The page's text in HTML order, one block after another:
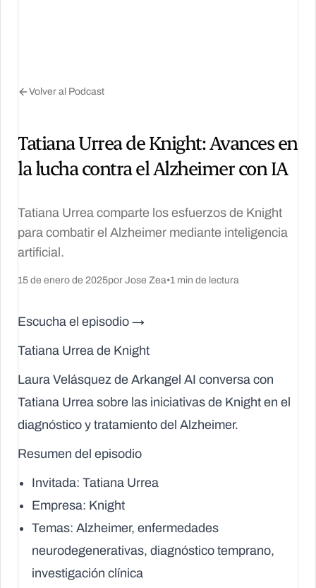
Volver al Podcast
Tatiana Urrea de Knight: Avances en
la lucha contra el Alzheimer con IA
Tatiana Urrea comparte los esfuerzos de Knight
para combatir el Alzheimer mediante inteligencia
artificial.
15 de enero de 2025por Jose Zea•1 min de lectura
Escucha el episodio →
Tatiana Urrea de Knight
Laura Velásquez de Arkangel AI conversa con
Tatiana Urrea sobre las iniciativas de Knight en el
diagnóstico y tratamiento del Alzheimer.
Resumen del episodio
Invitada: Tatiana Urrea
Empresa: Knight
Temas: Alzheimer, enfermedades
neurodegenerativas, diagnóstico temprano,
investigación clínica